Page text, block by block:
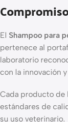
El Shampoo para
pertenece al
laboratorio
con la innovación
Cada producto de
estándares de
su uso veterinario.